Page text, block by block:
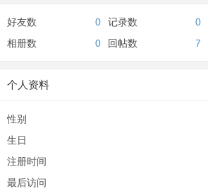
好友数 0 记录数 0
相册数
0 回帖数 7
个人资料
性别
生日
注册时间
最后访问